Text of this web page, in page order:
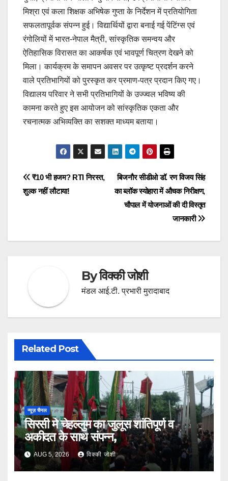
मिश्रा एवं कला शिक्षक अभिषेक गुप्ता के निर्देशन में प्रतियोगिता
सफलतापूर्वक संपन्न हुई। विद्यार्थियों द्वारा बनाई गई पेंटिंग्स एवं
रंगोलियों में भारत-नेपाल मैत्री, सांस्कृतिक समन्वय और
ऐतिहासिक विरासत का आकर्षक एवं भावपूर्ण चित्रण देखने को
मिला। कार्यक्रम के समापन अवसर पर उत्कृष्ट प्रदर्शन करने
वाले प्रतिभागियों को पुरस्कृत कर प्रमाण-पत्र प्रदान किए गए।
विद्यालय परिवार ने सभी प्रतिभागियों के उज्ज्वल भविष्य की
कामना करते हुए इस आयोजन को सांस्कृतिक एकता और
रचनात्मक अभिव्यक्ति का सशक्त माध्यम बताया।
Post
navigation
बिजनौर सीडीओ डॉ. रण विजय सिंह
का ब्लॉक स्योहारा में औचक निरीक्षण,
चौपाल में योजनाओं की दी विस्तृत
जानकारी
₹10 भी हजम? RTI निरस्त,
शुल्क नहीं लौटाया!
Byविक्की जोशी
मंडल आई.टी. प्रभारी मुरादाबाद
Related Post
न्यूज़ चैनल
सिरसी मे चेहल्लुम का जुलूस शांतिपूर्ण व
अकीदत के साथ संपन्न,
AUG 5, 2026 विक्की जोशी